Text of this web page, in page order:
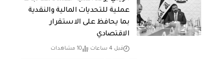
عملية للتحديات المالية والنقدية
بما يحافظ على الاستقرار
الاقتصادي
قبل 4 ساعات 10 مشاهدات